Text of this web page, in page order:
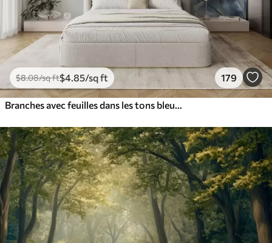
$8.08/sq ft$4 .85/sq ft 179